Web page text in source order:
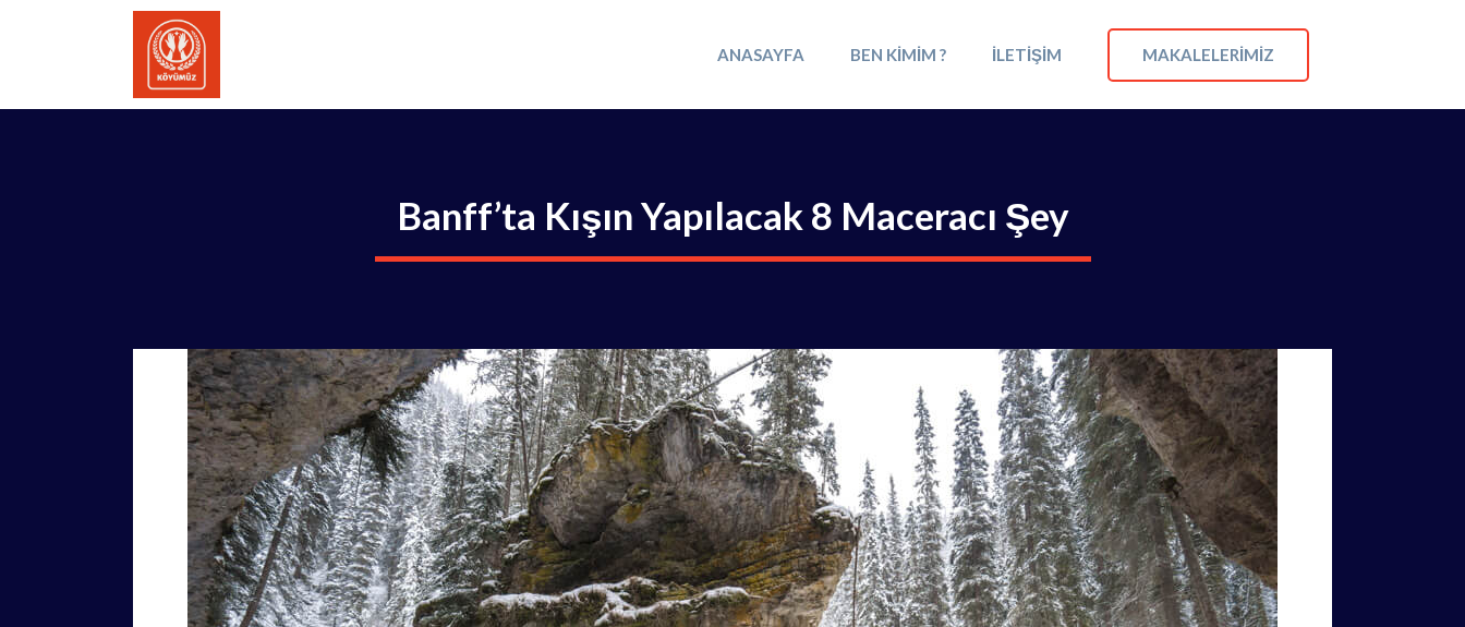
ANASAYFA BEN KIMIM ? İLETIŞIM MAKALELERIMIZ
Banff’ta Kışın Yapılacak 8 Maceracı Şey